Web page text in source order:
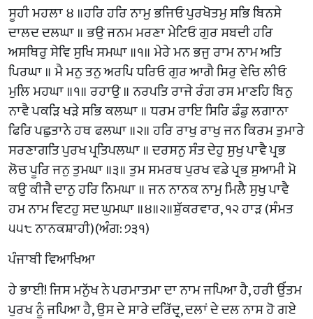
ਸੂਹੀ ਮਹਲਾ ੪ ॥ਹਰਿ ਹਰਿ ਨਾਮੁ ਭਜਿਓ ਪੁਰਖੋਤਮੁ ਸਭਿ ਬਿਨਸੇ
ਦਾਲਦ ਦਲਘਾ ॥ ਭਉ ਜਨਮ ਮਰਣਾ ਮੇਟਿਓ ਗੁਰ ਸਬਦੀ ਹਰਿ
ਅਸਥਿਰੁ ਸੇਵਿ ਸੁਖਿ ਸਮਘਾ ॥੧॥ ਮੇਰੇ ਮਨ ਭਜੁ ਰਾਮ ਨਾਮ ਅਤਿ
ਪਿਰਘਾ ॥ ਮੈ ਮਨੁ ਤਨੁ ਅਰਪਿ ਧਰਿਓ ਗੁਰ ਆਗੈ ਸਿਰੁ ਵੇਚਿ ਲੀਓ
ਮੁਲਿ ਮਹਘਾ ॥੧॥ ਰਹਾਉ ॥ ਨਰਪਤਿ ਰਾਜੇ ਰੰਗ ਰਸ ਮਾਣਹਿ ਬਿਨੁ
ਨਾਵੈ ਪਕੜਿ ਖੜੇ ਸਭਿ ਕਲਘਾ ॥ ਧਰਮ ਰਾਇ ਸਿਰਿ ਡੰਡੁ ਲਗਾਨਾ
ਫਿਰਿ ਪਛੁਤਾਨੇ ਹਥ ਫਲਘਾ ॥੨॥ ਹਰਿ ਰਾਖੁ ਰਾਖੁ ਜਨ ਕਿਰਮ ਤੁਮਾਰੇ
ਸਰਣਾਗਤਿ ਪੁਰਖ ਪ੍ਰਤਿਪਲਘਾ ॥ ਦਰਸਨੁ ਸੰਤ ਦੇਹੁ ਸੁਖੁ ਪਾਵੈ ਪ੍ਰਭ
ਲੋਚ ਪੂਰਿ ਜਨੁ ਤੁਮਘਾ ॥੩॥ ਤੁਮ ਸਮਰਥ ਪੁਰਖ ਵਡੇ ਪ੍ਰਭ ਸੁਆਮੀ ਮੋ
ਕਉ ਕੀਜੈ ਦਾਨੁ ਹਰਿ ਨਿਮਘਾ ॥ ਜਨ ਨਾਨਕ ਨਾਮੁ ਮਿਲੈ ਸੁਖੁ ਪਾਵੈ
ਹਮ ਨਾਮ ਵਿਟਹੁ ਸਦ ਘੁਮਘਾ ॥੪॥੨॥ਸ਼ੁੱਕਰਵਾਰ, ੧੨ ਹਾੜ (ਸੰਮਤ
੫੫੮ ਨਾਨਕਸ਼ਾਹੀ)(ਅੰਗ: ੭੩੧)
ਪੰਜਾਬੀ ਵਿਆਖਿਆ
ਹੇ ਭਾਈ! ਜਿਸ ਮਨੁੱਖ ਨੇ ਪਰਮਾਤਮਾ ਦਾ ਨਾਮ ਜਪਿਆ ਹੈ, ਹਰੀ ਉੱਤਮ
ਪੁਰਖ ਨੂੰ ਜਪਿਆ ਹੈ, ਉਸ ਦੇ ਸਾਰੇ ਦਰਿੱਦ੍ਰ, ਦਲਾਂ ਦੇ ਦਲ ਨਾਸ ਹੋ ਗਏ